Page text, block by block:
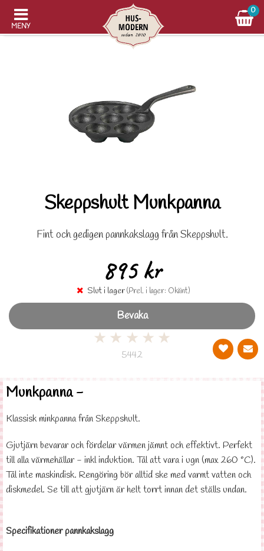
MENY
0
Skeppshult Munkpanna
Fint och gedigen pannkakslagg från Skeppshult.
895 kr
Slut i lager(Prel. i lager: Okänt)
Bevaka
★ ★ ★ ★ ★
5442
Munkpanna -
Klassisk minkpanna från Skeppshult.
Gjutjärn bevarar och fördelar värmen jämnt och effektivt. Perfekt
till alla värmehällar - inkl induktion. Tål att vara i ugn (max 260 °C).
Tål inte maskindisk. Rengöring bör alltid ske med varmt vatten och
diskmedel. Se till att gjutjärn är helt torrt innan det ställs undan.
Specifikationer pannkakslagg